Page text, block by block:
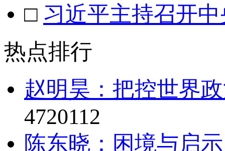
□ 习近平主持召开
热点排行
赵明昊：把控世界
4720112
陈东晓：困境与启